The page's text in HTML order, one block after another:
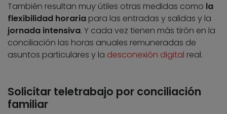
También resultan muy útiles otras medidas como la
flexibilidad horaria para las entradas y salidas y la
jornada intensiva. Y cada vez tienen más tirón en la
conciliación las horas anuales remuneradas de
asuntos particulares y la desconexión digital real.
Solicitar teletrabajo por conciliación
familiar